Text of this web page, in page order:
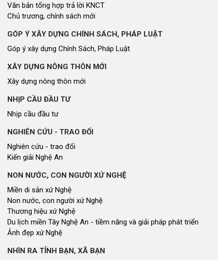
Văn bản tổng hợp trả lời KNCT
Chủ trương, chính sách mới
GÓP Ý XÂY DỰNG CHÍNH SÁCH, PHÁP LUẬT
Góp ý xây dựng Chính Sách, Pháp Luật
XÂY DỰNG NÔNG THÔN MỚI
Xây dựng nông thôn mới
NHỊP CẦU ĐẦU TƯ
Nhịp cầu đầu tư
NGHIÊN CỨU - TRAO ĐỔI
Nghiên cứu - trao đổi
Kiến giải Nghệ An
NON NƯỚC, CON NGƯỜI XỨ NGHỆ
Miền di sản xứ Nghệ
Non nước, con người xứ Nghệ
Thương hiệu xứ Nghệ
Du lịch miền Tây Nghệ An - tiềm năng và giải pháp phát triển
Ảnh đẹp xứ Nghệ
NHÌN RA TỈNH BẠN, XÃ BẠN